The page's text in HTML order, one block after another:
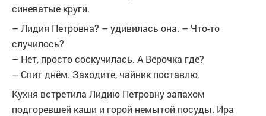
синеватые круги.
– Лидия Петровна? – удивилась она. – Что-то
случилось?
– Нет, просто соскучилась. А Верочка где?
– Спит днём. Заходите, чайник поставлю.
Кухня встретила Лидию Петровну запахом
подгоревшей каши и горой немытой посуды. Ира